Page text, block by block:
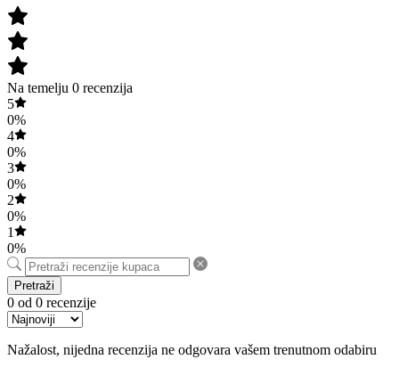
Na temelju 0 recenzija
5
0%
4
0%
3
0%
2
0%
1
0%
Pretraži
0 od 0 recenzije
Nažalost, nijedna recenzija ne odgovara vašem trenutnom odabiru